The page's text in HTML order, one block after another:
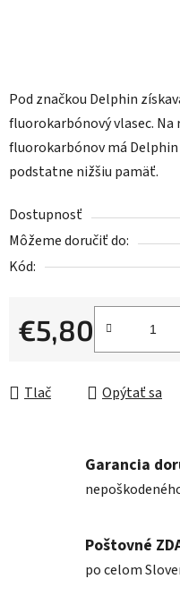
Pod značkou Delphin
fluorokarbónový vlasec. Na
fluorokarbónov má Delphin
podstatne nižšiu pamäť.
Dostupnosť
Môžeme doručiť do:
Kód:
€5,80
Jednotková cena:
Tlač Opýtať sa
Garancia
Poštovné
po celom